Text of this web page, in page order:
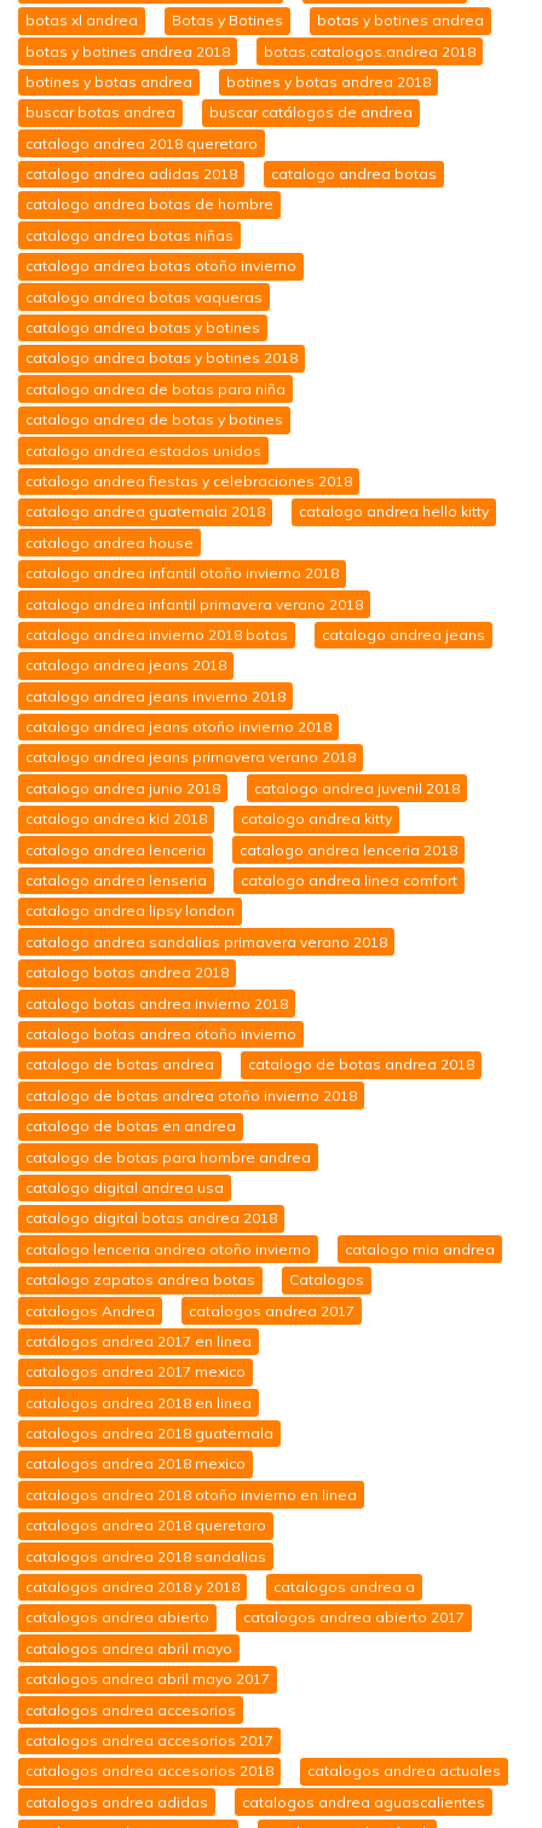
botas xl andrea
Botas y Botines
botas y botines andrea
botas y botines andrea 2018
botas.catalogos.andrea 2018
botines y botas andrea
botines y botas andrea 2018
buscar botas andrea
buscar catálogos de andrea
catalogo andrea 2018 queretaro
catalogo andrea adidas 2018
catalogo andrea botas
catalogo andrea botas de hombre
catalogo andrea botas niñas
catalogo andrea botas otoño invierno
catalogo andrea botas vaqueras
catalogo andrea botas y botines
catalogo andrea botas y botines 2018
catalogo andrea de botas para niña
catalogo andrea de botas y botines
catalogo andrea estados unidos
catalogo andrea fiestas y celebraciones 2018
catalogo andrea guatemala 2018
catalogo andrea hello kitty
catalogo andrea house
catalogo andrea infantil otoño invierno 2018
catalogo andrea infantil primavera verano 2018
catalogo andrea invierno 2018 botas
catalogo andrea jeans
catalogo andrea jeans 2018
catalogo andrea jeans invierno 2018
catalogo andrea jeans otoño invierno 2018
catalogo andrea jeans primavera verano 2018
catalogo andrea junio 2018
catalogo andrea juvenil 2018
catalogo andrea kid 2018
catalogo andrea kitty
catalogo andrea lenceria
catalogo andrea lenceria 2018
catalogo andrea lenseria
catalogo andrea linea comfort
catalogo andrea lipsy london
catalogo andrea sandalias primavera verano 2018
catalogo botas andrea 2018
catalogo botas andrea invierno 2018
catalogo botas andrea otoño invierno
catalogo de botas andrea
catalogo de botas andrea 2018
catalogo de botas andrea otoño invierno 2018
catalogo de botas en andrea
catalogo de botas para hombre andrea
catalogo digital andrea usa
catalogo digital botas andrea 2018
catalogo lenceria andrea otoño invierno
catalogo mia andrea
catalogo zapatos andrea botas
Catalogos
catalogos Andrea
catalogos andrea 2017
catálogos andrea 2017 en linea
catalogos andrea 2017 mexico
catalogos andrea 2018 en linea
catalogos andrea 2018 guatemala
catalogos andrea 2018 mexico
catalogos andrea 2018 otoño invierno en linea
catalogos andrea 2018 queretaro
catalogos andrea 2018 sandalias
catalogos andrea 2018 y 2018
catalogos andrea a
catalogos andrea abierto
catalogos andrea abierto 2017
catalogos andrea abril mayo
catalogos andrea abril mayo 2017
catalogos andrea accesorios
catalogos andrea accesorios 2017
catalogos andrea accesorios 2018
catalogos andrea actuales
catalogos andrea adidas
catalogos andrea aguascalientes